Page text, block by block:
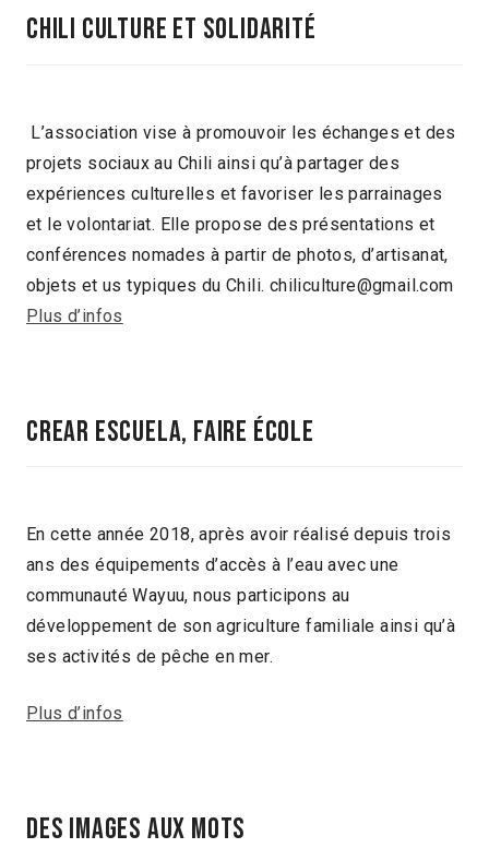
Chili Culture et SolidaritÉ
L’association vise à promouvoir les échanges et des
projets sociaux au Chili ainsi qu’à partager des
expériences culturelles et favoriser les parrainages
et le volontariat. Elle propose des présentations et
conférences nomades à partir de photos, d’artisanat,
objets et us typiques du Chili. chiliculture@gmail.com
Plus d’infos
Crear Escuela, Faire école
En cette année 2018, après avoir réalisé depuis trois
ans des équipements d’accès à l’eau avec une
communauté Wayuu, nous participons au
développement de son agriculture familiale ainsi qu’à
ses activités de pêche en mer.
Plus d’infos
Des Images Aux Mots